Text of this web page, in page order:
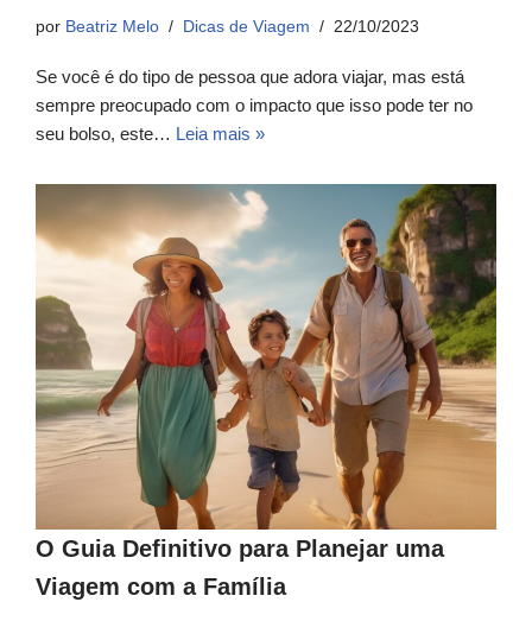
por Beatriz Melo Dicas de Viagem 22/10/2023
Se você é do tipo de pessoa que adora viajar, mas está
sempre preocupado com o impacto que isso pode ter no
seu bolso, este… Leia mais »
O Guia Definitivo para Planejar uma
Viagem com a Família